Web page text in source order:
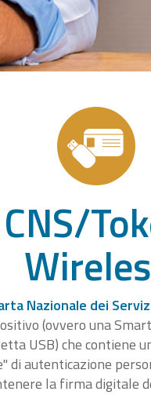
CNS/
Nazionale dei
(ovvero una
USB) che contiene
di autenticazione
la firma digitale